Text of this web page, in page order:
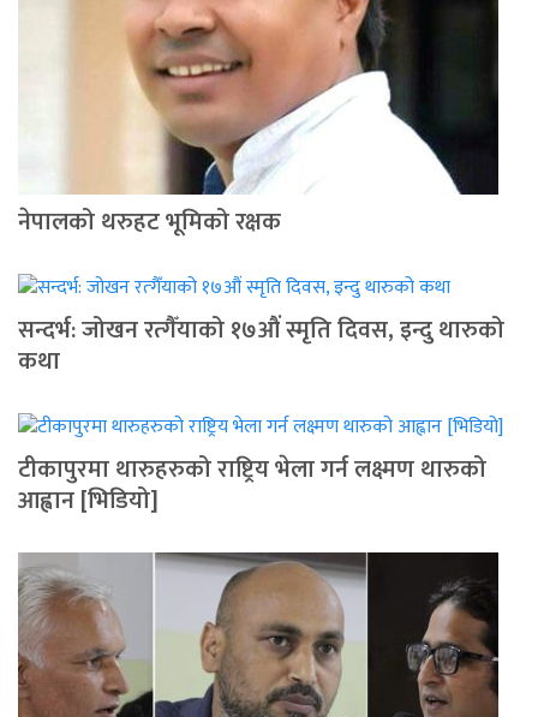
नेपालको थरुहट भूमिको रक्षक
सन्दर्भ: जोखन रत्गैँयाको १७औं स्मृति दिवस, इन्दु थारुको
कथा
टीकापुरमा थारुहरुको राष्ट्रिय भेला गर्न लक्ष्मण थारुको
आह्वान [भिडियो]